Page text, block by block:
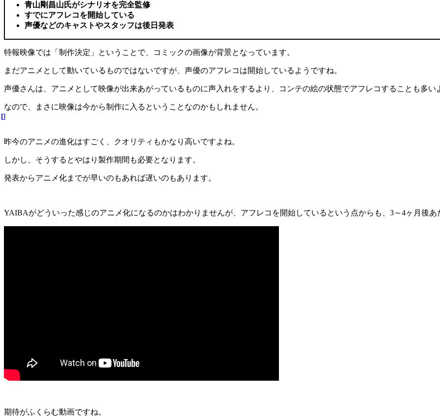
青山剛昌山氏がシナリオを完全監修
すでにアフレコを開始している
声優などのキャストやスタッフは後日発表
特報映像では「制作決定」ということで、コミックの画像が背景となっています。
まだアニメとして動いているものではないですが、声優のアフレコは開始しているようですね。
声優さんは、アニメとして映像が出来あがっているものに声入れをするより、コンテの絵の状態でアフレコすることも多い
なので、まさに映像は今から制作に入るということなのかもしれません。
昨今のアニメの進化はすごく、クオリティもかなり高いですよね。
しかし、そうするとやはり製作期間も必要となります。
発表からアニメ化までが早いのもあれば遅いのもあります。
YAIBAがどういった感じのアニメ化になるのかはわかりませんが、アフレコを開始しているという点からも、3～4ヶ月後あ
期待がふくらむ動画ですね。